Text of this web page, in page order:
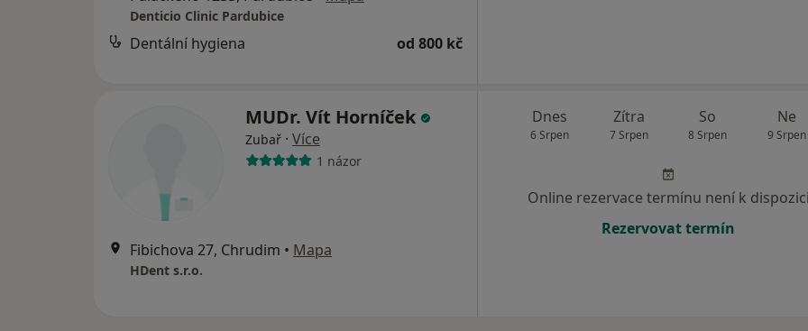
Denticio Clinic Pardubice
Dentální hygiena od 800 kč
MUDr. Vít Horníček
Zubař · Více
1 názor
Fibichova 27, Chrudim • Mapa
HDent s.r.o.
Dnes
6 Srpen
Zítra
7 Srpen
So
8 Srpen
Ne
9 Srpen
Online rezervace termínu není k dispozici
Rezervovat termín